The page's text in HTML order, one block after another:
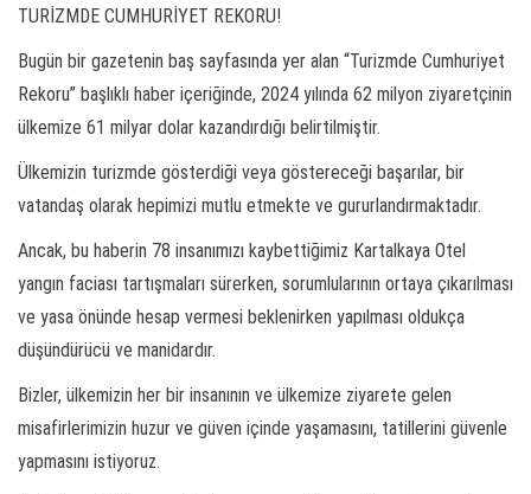
TURİZMDE CUMHURİYET REKORU!
Bugün bir gazetenin baş sayfasında yer alan “Turizmde Cumhuriyet
Rekoru” başlıklı haber içeriğinde, 2024 yılında 62 milyon ziyaretçinin
ülkemize 61 milyar dolar kazandırdığı belirtilmiştir.
Ülkemizin turizmde gösterdiği veya göstereceği başarılar, bir
vatandaş olarak hepimizi mutlu etmekte ve gururlandırmaktadır.
Ancak, bu haberin 78 insanımızı kaybettiğimiz Kartalkaya Otel
yangın faciası tartışmaları sürerken, sorumlularının ortaya çıkarılması
ve yasa önünde hesap vermesi beklenirken yapılması oldukça
düşündürücü ve manidardır.
Bizler, ülkemizin her bir insanının ve ülkemize ziyarete gelen
misafirlerimizin huzur ve güven içinde yaşamasını, tatillerini güvenle
yapmasını istiyoruz.